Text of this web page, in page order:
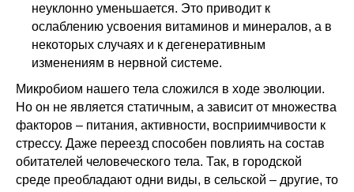
неуклонно уменьшается. Это приводит к
ослаблению усвоения витаминов и минералов, а в
некоторых случаях и к дегенеративным
изменениям в нервной системе.
Микробиом нашего тела сложился в ходе эволюции.
Но он не является статичным, а зависит от множества
факторов – питания, активности, восприимчивости к
стрессу. Даже переезд способен повлиять на состав
обитателей человеческого тела. Так, в городской
среде преобладают одни виды, в сельской – другие, то